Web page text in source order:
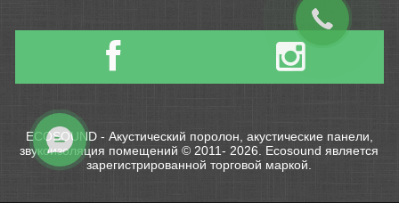
ECOSOUND - Акустический поролон, акустические панели,
звукоизоляция помещений © 2011- 2026. Ecosound является
зарегистрированной торговой маркой.